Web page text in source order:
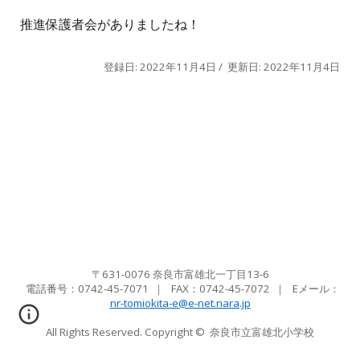
推進保護者会がありましたね！
登録日: 2022年11月4日 / 更新日: 2022年11月4日
〒631-0076 奈良市富雄北一丁目13-6
電話番号：0742-45-7071
｜ FAX： 0742-45-7072 ｜ Eメール：
nr-tomiokita-e@e-net.nara.jp
All Rights Reserved. Copyright © 奈良市立富雄北小学校